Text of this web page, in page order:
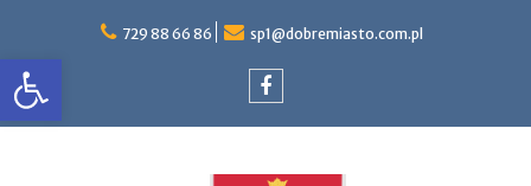
Otwórz pasek narzędzicontent
729 88 66 86 sp1@dobremiasto.com.pl